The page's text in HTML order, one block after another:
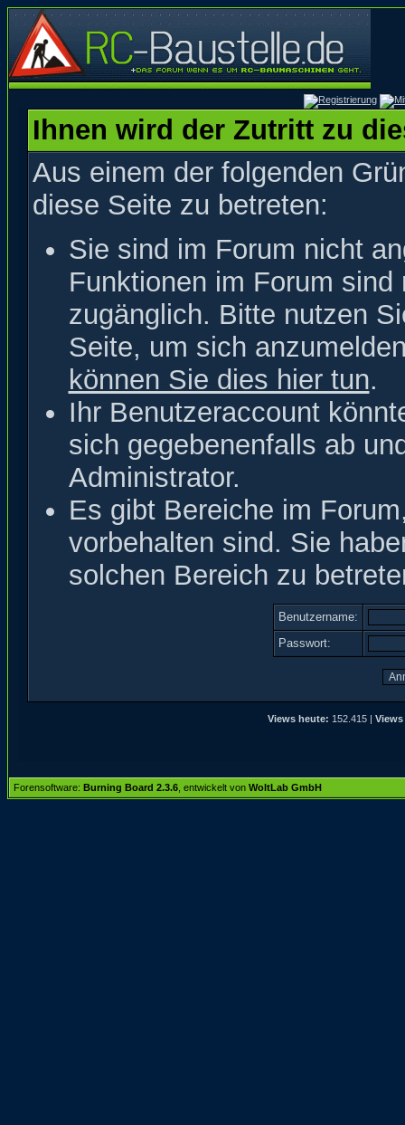
Ihnen wird der Zutritt zu
Aus einem der folgenden
diese Seite zu betreten:
Sie sind im Forum nicht
Funktionen im Forum
zugänglich. Bitte nutzen
Seite, um sich
können Sie dies hier tun.
Ihr Benutzeraccount
sich gegebenenfalls ab
Administrator.
Es gibt Bereiche im
vorbehalten sind. Sie
solchen Bereich zu
Benutzername:
Passwort:
Views heute: 152.415 |
Forensoftware: Burning Board 2.3.6 , entwickelt von WoltLab GmbH